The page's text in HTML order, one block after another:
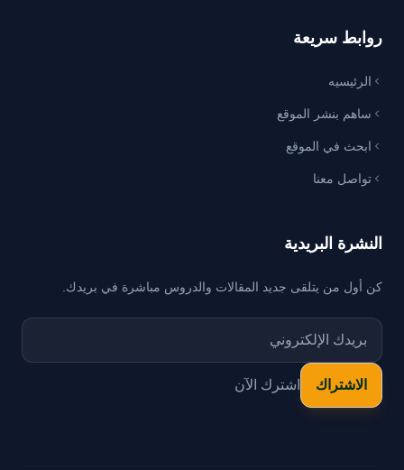
روابط سريعة
الرئيسيه
ساهم بنشر الموقع
ابحث في الموقع
تواصل معنا
النشرة البريدية
كن أول من يتلقى جديد المقالات والدروس مباشرة في بريدك.
اشترك الآن